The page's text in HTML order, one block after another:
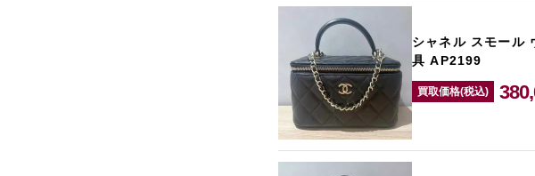
シャネル スモール
具 AP2199
買取価格(税込)